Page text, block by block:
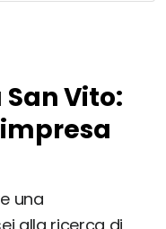
Vito:
una